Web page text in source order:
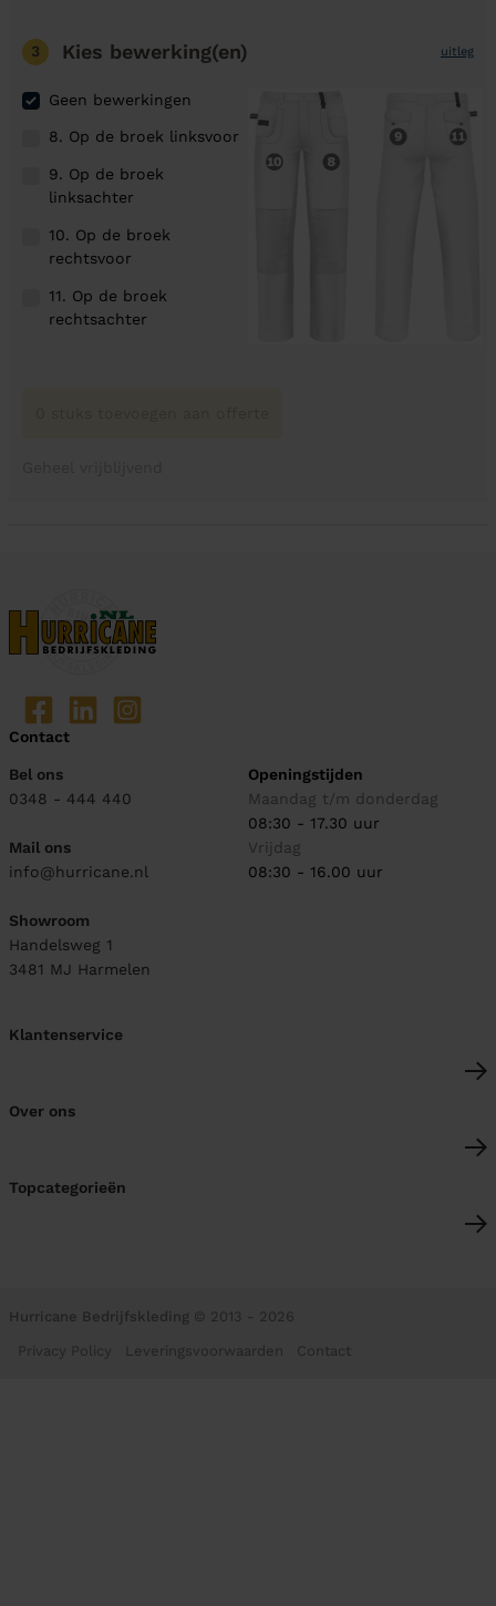
3 Kies bewerking(en) uitleg
Geen bewerkingen
8. Op de broek linksvoor
9. Op de broek
linksachter
10. Op de broek
rechtsvoor
11. Op de broek
rechtsachter
Contact
Bel ons
0348 - 444 440
Mail ons
info@hurricane.nl
Showroom
Handelsweg 1
3481 MJ Harmelen
Openingstijden
Maandag t/m donderdag
08:30 - 17.30 uur
Vrijdag
08:30 - 16.00 uur
Klantenservice
Over ons
Topcategorieën
Hurricane Bedrijfskleding © 2013 - 2026
Privacy Policy Leveringsvoorwaarden Contact